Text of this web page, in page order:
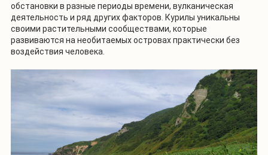
обстановки в разные периоды времени, вулканическая
деятельность и ряд других факторов. Курилы уникальны
своими растительными сообществами, которые
развиваются на необитаемых островах практически без
воздействия человека.